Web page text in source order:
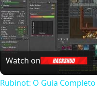
Watch on
Rubinot: O Guia